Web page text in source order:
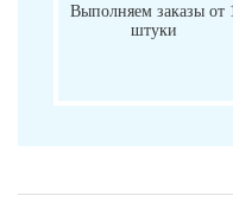
Выполняем заказы от 1
штуки